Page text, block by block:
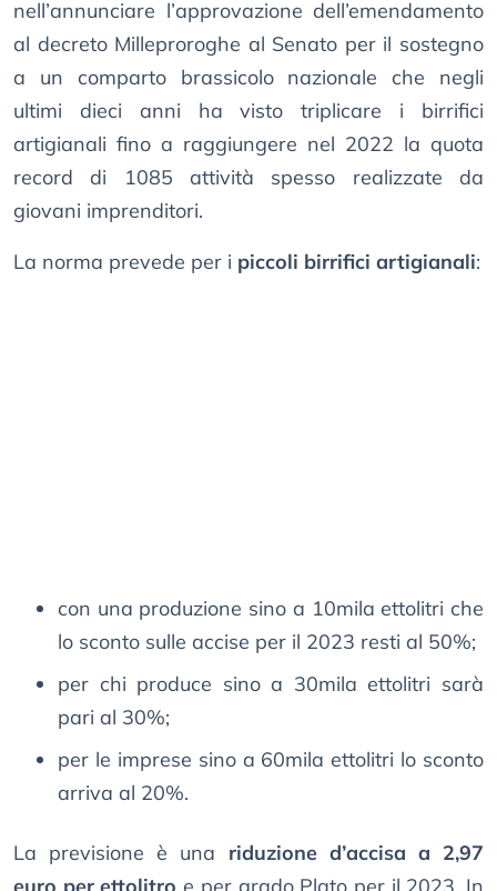
nell’annunciare l’approvazione dell’emendamento
al decreto Milleproroghe al Senato per il sostegno
a un comparto brassicolo nazionale che negli
ultimi dieci anni ha visto triplicare i birrifici
artigianali fino a raggiungere nel 2022 la quota
record di 1085 attività spesso realizzate da
giovani imprenditori.
La norma prevede per i piccoli birrifici artigianali:
con una produzione sino a 10mila ettolitri che
lo sconto sulle accise per il 2023 resti al 50%;
per chi produce sino a 30mila ettolitri sarà
pari al 30%;
per le imprese sino a 60mila ettolitri lo sconto
arriva al 20%.
La previsione è una riduzione d’accisa a 2,97